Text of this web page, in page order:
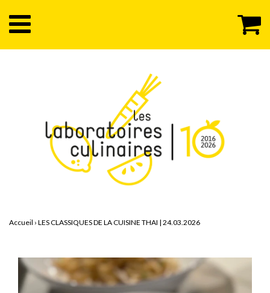
Accueil › LES CLASSIQUES DE LA CUISINE THAI | 24.03.2026